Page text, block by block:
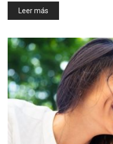
Leer más